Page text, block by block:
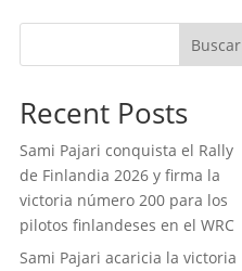
Buscar
Recent Posts
Sami Pajari conquista el Rally
de Finlandia 2026 y firma la
victoria número 200 para los
pilotos finlandeses en el WRC
Sami Pajari acaricia la victoria